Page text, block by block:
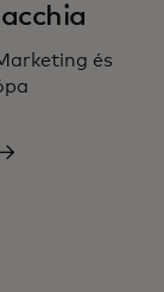
és